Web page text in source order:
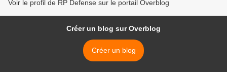
Voir le profil de RP Defense sur le portail Overblog
Créer un blog sur Overblog
Créer un blog